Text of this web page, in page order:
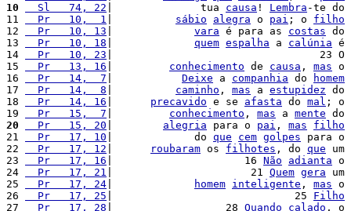
10
  Sl   74, 22
|              tua causa ! Lembra -te do
11
  Pr   10,  1
sábio alegra o pai ; o filho
12
  Pr   10, 13
vara é para as costas do
13
  Pr   10, 18
quem espalha a calúnia é
14
  Pr   10, 23
|                                 23 O
15
  Pr   13, 16
conhecimento de causa , mas o
16
  Pr   14,  7
Deixe a companhia do
homem
17
  Pr   14,  8
caminho , mas a estupidez do
18
  Pr   14, 16
precavido e se afasta do mal ; o
19
  Pr   15,  7
conhecimento , mas a mente do
20
  Pr   15, 20
alegria para o pai , mas
filho
21
  Pr   17, 10
|             do que cem golpes para o
22
  Pr   17, 12
roubaram os filhotes , do que um
23
  Pr   17, 16
|                     16 Não adianta o
24
  Pr   17, 21
|                      21 Quem gera um
25
  Pr   17, 24
homem inteligente , mas o
26
  Pr   17, 25
|                             25 Filho
27
  Pr   17, 28
|                  28 Quando calado , o